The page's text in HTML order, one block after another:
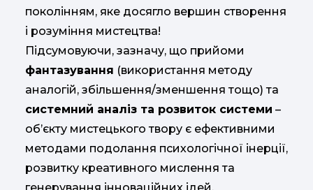
поколінням, яке досягло вершин створення
і розуміння мистецтва!
Підсумовуючи, зазначу, що прийоми
фантазування (використання методу
аналогій, збільшення/зменшення тощо) та
системний аналіз та розвиток системи –
об’єкту мистецького твору є ефективними
методами подолання психологічної інерції,
розвитку креативного мислення та